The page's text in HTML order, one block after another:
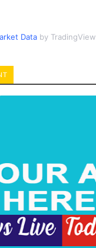
Databy TradingView